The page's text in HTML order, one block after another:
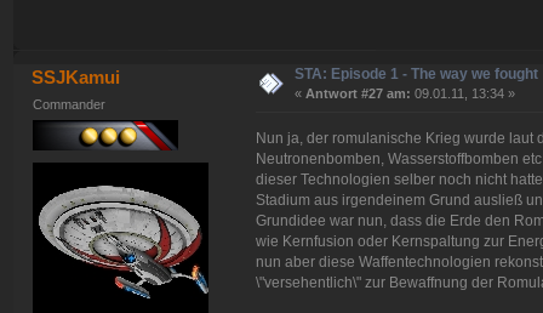
SSJKamui
Commander
STA: Episode 1 - The way we fought
« Antwort #27 am: 09.01.11, 13:34 »
Nun ja, der romulanische Krieg wurde laut
Neutronenbomben, Wasserstoffbomben
dieser Technologien selber noch nicht
Stadium aus irgendeinem Grund ausließ
Grundidee war nun, dass die Erde den
wie Kernfusion oder Kernspaltung zur
nun aber diese Waffentechnologien
\"versehentlich\" zur Bewaffnung der